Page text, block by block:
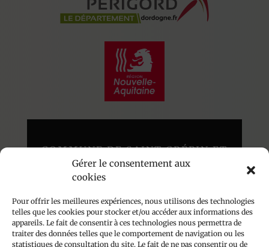
Gérer le consentement aux
cookies
Pour offrir les meilleures expériences, nous utilisons des technologies
telles que les cookies pour stocker et/ou accéder aux informations des
appareils. Le fait de consentir à ces technologies nous permettra de
traiter des données telles que le comportement de navigation ou les
statistiques de consultation du site. Le fait de ne pas consentir ou de
COMMUNE DE SAINT CRÉPIN ET
CARLUCET
Au cœur du Périgord Noir
136 route du Poujol – 24590
Accueil du public les lundis, mardis et jeudis